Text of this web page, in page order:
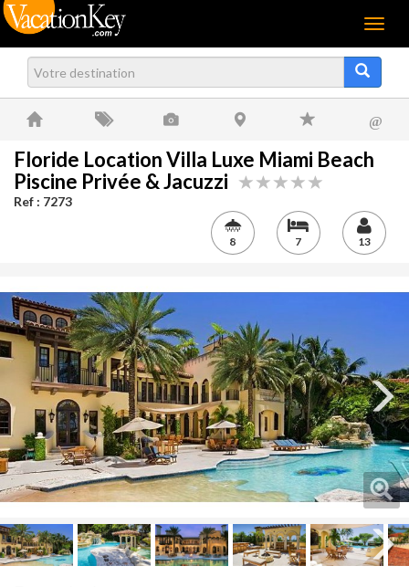
Menu
@
Floride Location Villa Luxe Miami Beach
Piscine Privée & Jacuzzi
Ref : 7273
8 7 13
Next